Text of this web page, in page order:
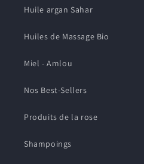
Huile argan Sahar
Huiles de Massage Bio
Miel - Amlou
Nos Best-Sellers
Produits de la rose
Shampoings